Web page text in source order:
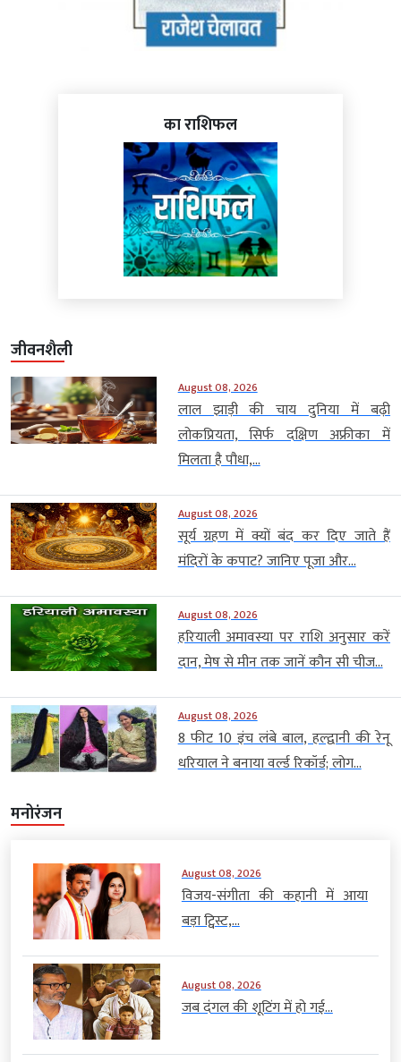
का राशिफल
जीवनशैली
August 08, 2026
लाल झाड़ी की चाय दुनिया में बढ़ी
लोकप्रियता, सिर्फ दक्षिण अफ्रीका में
मिलता है पौधा,...
August 08, 2026
सूर्य ग्रहण में क्यों बंद कर दिए जाते हैं
मंदिरों के कपाट? जानिए पूजा और...
August 08, 2026
हरियाली अमावस्या पर राशि अनुसार करें
दान, मेष से मीन तक जानें कौन सी चीज...
August 08, 2026
8 फीट 10 इंच लंबे बाल, हल्द्वानी की रेनू
धरियाल ने बनाया वर्ल्ड रिकॉर्ड; लोग...
मनोरंजन
August 08, 2026
विजय-संगीता की कहानी में आया
बड़ा ट्विस्ट,...
August 08, 2026
जब दंगल की शूटिंग में हो गई...